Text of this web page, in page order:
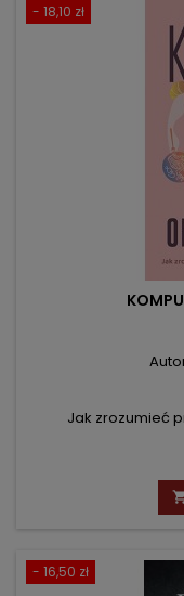
- 18,10 zł
Jak zrozumieć
- 16,50 zł